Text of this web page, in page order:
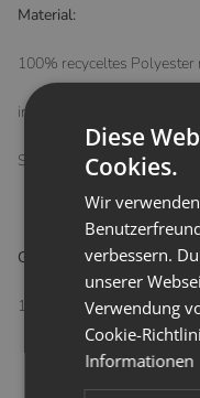
Material:
100% recyceltes
innen: 70% Bambus, 30%
Schadstofffrei
Größe:
12 cm Durchmesser
Diese
Cookies.
Wir
verbessern.
unserer
Verwendung
Cookie-
Informationen